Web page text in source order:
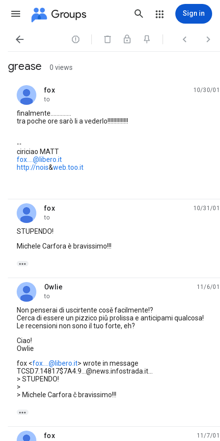
Groups Sign in
   
grease 0 views
fox
unread,
10/30/01
to
finalmente..............
tra poche ore sarò li a vederlo!!!!!!!!!!!!!!
--
ciriciao MATT
fox....@libero.it
http://nois&web.too.it
fox
unread,
10/31/01
to
STUPENDO!
Michele Carfora è bravissimo!!!

Owlie
unread,
11/6/01
to
Non penserai di uscirtente cosě facilmente!?
Cerca di essere un pizzico piů prolissa e anticipami qualcosa!
Le recensioni non sono il tuo forte, eh?
Ciao!
Owlie
fox <fox....@libero.it> wrote in message
TCSD7.14817$7A4.9...@news.infostrada.it...
> STUPENDO!
>
> Michele Carfora č bravissimo!!!

fox
unread, 11/7/01